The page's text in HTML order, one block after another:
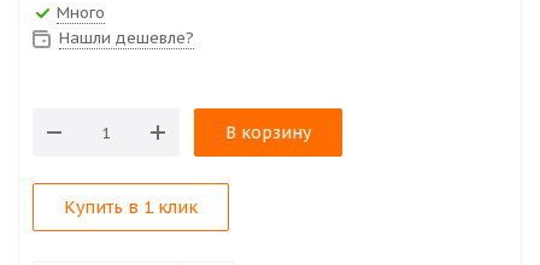
Много
Нашли дешевле?
В корзину
Купить в 1 клик